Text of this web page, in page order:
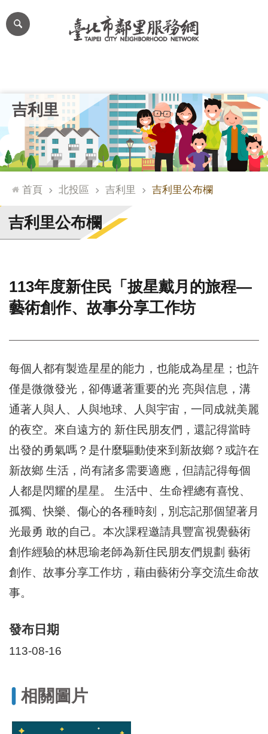
跳到主要內容區塊
網
站
台
通
臺
北
市
門
牌
整
檢
系
文
化
局
化
資
產
北
市
區
里
說
臺
市
鄰
長
吉利里
首頁 北投區 吉利里 吉利里公布欄
吉利里公布欄
113年度新住民「披星戴⽉的旅程—
藝術創作、故事分享工作坊
每個⼈都有製造星星的能⼒，也能成為星星；也許
僅是微微發光，卻傳遞著重要的光 亮與信息，溝
通著⼈與⼈、⼈與地球、⼈與宇宙，一同成就美麗
的夜空。來⾃遠⽅的 新住民朋友們，還記得當時
出發的勇氣嗎？是什麼驅動使來到新故鄉？或許在
新故鄉 ⽣活，尚有諸多需要適應，但請記得每個
⼈都是閃耀的星星。 ⽣活中、⽣命裡總有喜悅、
孤獨、快樂、傷⼼的各種時刻，別忘記那個望著⽉
光最勇 敢的⾃⼰。本次課程邀請具豐富視覺藝術
創作經驗的林思瑜老師為新住民朋友們規劃 藝術
創作、故事分享工作坊，藉由藝術分享交流⽣命故
事。
發布日期
113-08-16
相關圖片